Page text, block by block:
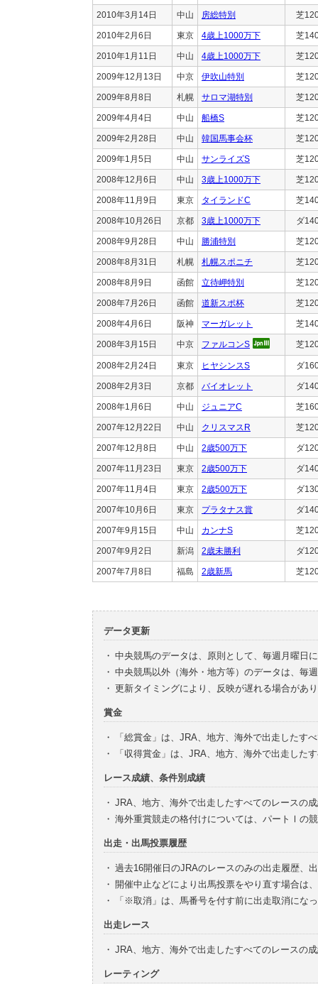
2010年3月14日 中山 房総特別 芝
2010年2月6日 東京 4歳上1000万下 芝
2010年1月11日 中山 4歳上1000万下 芝
2009年12月13日 中京 伊吹山特別 芝
2009年8月8日 札幌 サロマ湖特別 芝
2009年4月4日 中山 船橋S 芝
2009年2月28日 中山 韓国馬事会杯 芝
2009年1月5日 中山 サンライズS 芝
2008年12月6日 中山 3歳上1000万下 芝
2008年11月9日 東京 タイランドC 芝
2008年10月26日 京都 3歳上1000万下 ダ
2008年9月28日 中山 勝浦特別 芝
2008年8月31日 札幌 札幌スポニチ 芝
2008年8月9日 函館 立待岬特別 芝
2008年7月26日 函館 道新スポ杯 芝
2008年4月6日 阪神 マーガレット 芝
2008年3月15日 中京 ファルコンS 芝
2008年2月24日 東京 ヒヤシンスS ダ
2008年2月3日 京都 バイオレット ダ
2008年1月6日 中山 ジュニアC 芝
2007年12月22日 中山 クリスマスR 芝
2007年12月8日 中山 2歳500万下 ダ
2007年11月23日 東京 2歳500万下 ダ
2007年11月4日 東京 2歳500万下 ダ
2007年10月6日 東京 プラタナス賞 ダ
2007年9月15日 中山 カンナS 芝
2007年9月2日 新潟 2歳未勝利 ダ
2007年7月8日 福島 2歳新馬 芝
データ更新
・ 中央競馬のデータは、原則として、毎週月曜日
・ 中央競馬以外（海外・地方等）のデータは、毎
・ 更新タイミングにより、反映が遅れる場合があ
賞金
・
「総賞金」は、JRA、地方、海外で出走したす
・
「収得賞金」は、JRA、地方、海外で出走した
レース成績、条件別成績
・ JRA、地方、海外で出走したすべてのレースの
・ 海外重賞競走の格付けについては、パートⅠの
出走・出馬投票履歴
・ 過去16開催日のJRAのレースのみの出走履歴、
・ 開催中止などにより出馬投票をやり直す場合は
・
「※取消」は、馬番号を付す前に出走取消にな
出走レース
・ JRA、地方、海外で出走したすべてのレースの
レーティング